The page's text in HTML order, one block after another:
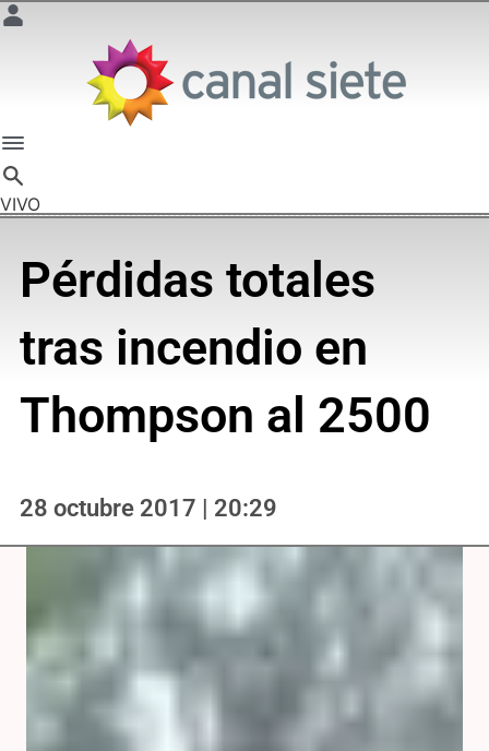
VIVO
Pérdidas totales
tras incendio en
Thompson al 2500
28 octubre 2017 | 20:29